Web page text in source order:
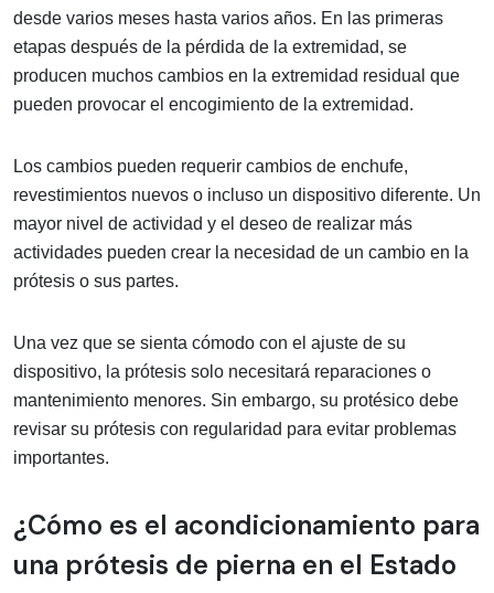
desde varios meses hasta varios años. En las primeras
etapas después de la pérdida de la extremidad, se
producen muchos cambios en la extremidad residual que
pueden provocar el encogimiento de la extremidad.
Los cambios pueden requerir cambios de enchufe,
revestimientos nuevos o incluso un dispositivo diferente. Un
mayor nivel de actividad y el deseo de realizar más
actividades pueden crear la necesidad de un cambio en la
prótesis o sus partes.
Una vez que se sienta cómodo con el ajuste de su
dispositivo, la prótesis solo necesitará reparaciones o
mantenimiento menores. Sin embargo, su protésico debe
revisar su prótesis con regularidad para evitar problemas
importantes.
¿Cómo es el acondicionamiento para
una prótesis de pierna en el Estado